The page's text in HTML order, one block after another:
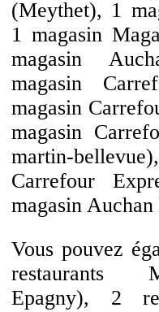
(Meythet), 1
1 magasin
magasin
magasin
magasin
magasin
martin-
Carrefour
magasin
Vous pouvez
restaurants
Epagny), 2